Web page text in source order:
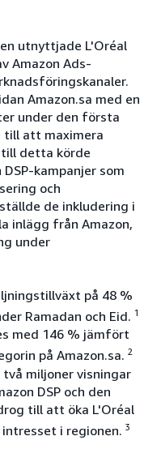
utnyttjade L'Oréal
Amazon Ads-
Amazon.sa med en
under den första
till att maximera
till detta körde
kampanjer som
och
de inkludering i
inlägg från Amazon,
under
på 48 %
Ramadan och Eid. 1
med 146 % jämfört
på Amazon.sa. 2
miljoner visningar
DSP och den
till att öka L'Oréal
i regionen. 3